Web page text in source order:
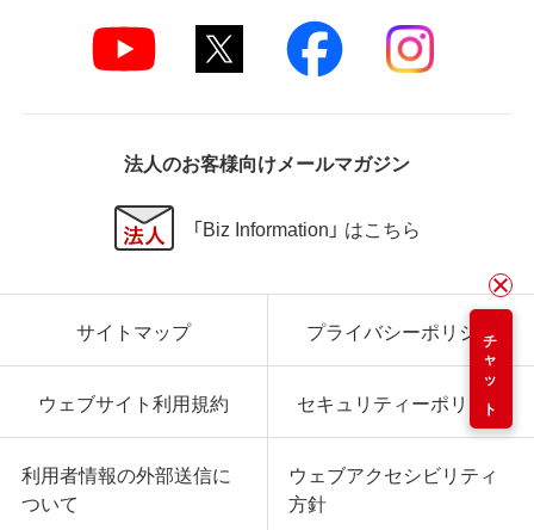
チャット
法人のお客様向けメールマガジン
「Biz Information」 はこちら
サイトマップ プライバシーポリシー
ウェブサイト利用規約 セキュリティーポリシー
利用者情報の外部送信に
ついて
ウェブアクセシビリティ
方針